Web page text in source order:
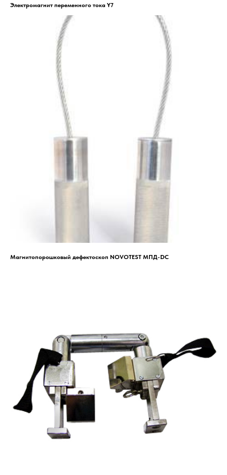
Электромагнит переменного тока Y7
Магнитопорошковый дефектоскоп NOVOTEST МПД-DC